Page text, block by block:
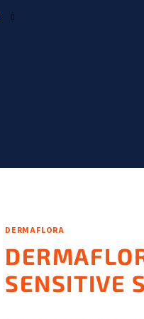
DERMAFLORA
SENSITIVE